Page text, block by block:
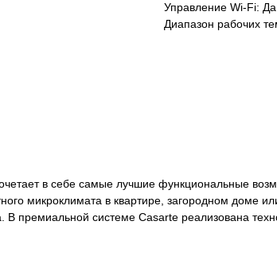
Управление Wi-Fi: Да
Диапазон рабочих
в себе самые лучшие функциональные
микроклимата в квартире, загородном
премиальной системе Casarte реализована